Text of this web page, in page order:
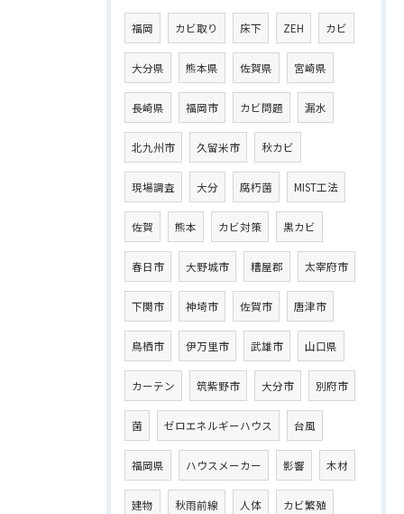
福岡 カビ取り 床下 ZEH カビ
大分県 熊本県 佐賀県 宮崎県
長崎県 福岡市 カビ問題 漏水
北九州市 久留米市 秋カビ
現場調査 大分 腐朽菌 MIST工法
佐賀 熊本 カビ対策 黒カビ
春日市 大野城市 糟屋郡 太宰府市
下関市 神埼市 佐賀市 唐津市
鳥栖市 伊万里市 武雄市 山口県
カーテン 筑紫野市 大分市 別府市
菌 ゼロエネルギーハウス 台風
福岡県 ハウスメーカー 影響 木材
建物 秋雨前線 人体 カビ繁殖